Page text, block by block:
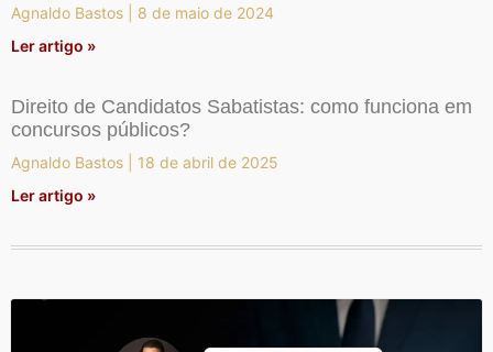
Agnaldo Bastos
8 de maio de 2024
Ler artigo »
Direito de Candidatos Sabatistas: como funciona em
concursos públicos?
Agnaldo Bastos
18 de abril de 2025
Ler artigo »